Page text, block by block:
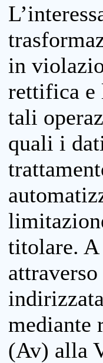
in
rettifica e
tali
quali i
titolare. A
mediante
(Av) alla